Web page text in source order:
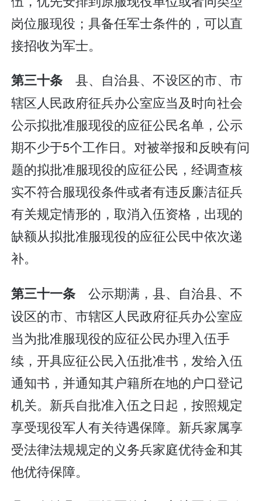
岗位服现役；具备任军士条件的，可以直
接招收为军士。
第三十条 县、自治县、不设区的市、市
辖区人民政府征兵办公室应当及时向社会
公示拟批准服现役的应征公民名单，公示
期不少于5个工作日。对被举报和反映有问
题的拟批准服现役的应征公民，经调查核
实不符合服现役条件或者有违反廉洁征兵
有关规定情形的，取消入伍资格，出现的
缺额从拟批准服现役的应征公民中依次递
补。
第三十一条 公示期满，县、自治县、不
设区的市、市辖区人民政府征兵办公室应
当为批准服现役的应征公民办理入伍手
续，开具应征公民入伍批准书，发给入伍
通知书，并通知其户籍所在地的户口登记
机关。新兵自批准入伍之日起，按照规定
享受现役军人有关待遇保障。新兵家属享
受法律法规规定的义务兵家庭优待金和其
他优待保障。